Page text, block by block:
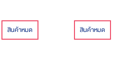
สินค้าหมด สินค้าหมด